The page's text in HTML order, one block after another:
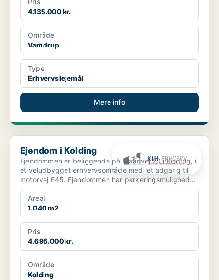
Pris
4.135.000 kr.
Område
Vamdrup
Type
Erhvervslejemål
Mere info
Ejendom i Kolding
Ejendom i Kolding
Ejendommen er beliggende på Platinvej 20 i Kolding, i
et veludbygget erhvervsområde med let adgang til
motorvej E45. Ejendommen har parkeringsmuligheder
...
Areal
1.040 m2
Pris
4.695.000 kr.
Område
Kolding